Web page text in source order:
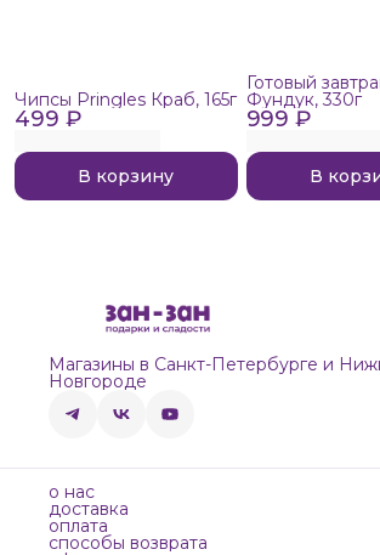
499 ₽
Чипсы Pringles Краб, 165г
В корзину
999 ₽
Готовый
Фундук, 330г
В
Магазины в Санкт-Петербурге и
Новгороде
о нас
доставка
оплата
способы возврата